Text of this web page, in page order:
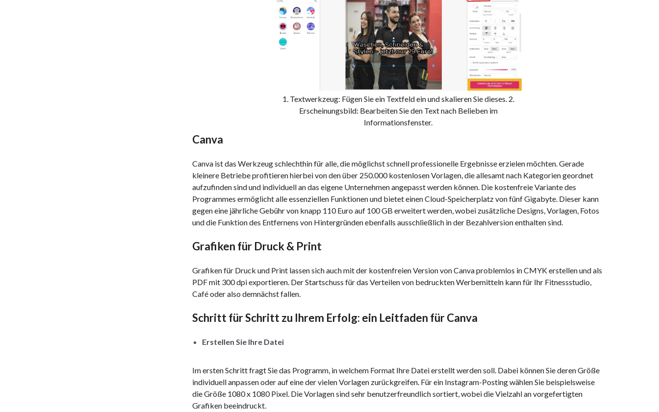
1. Textwerkzeug: Fügen Sie ein Textfeld ein und skalieren Sie dieses. 2.
Erscheinungsbild: Bearbeiten Sie den Text nach Belieben im
Informationsfenster.
Canva
Canva ist das Werkzeug schlechthin für alle, die möglichst schnell professionelle Ergebnisse erzielen möchten. Gerade
kleinere Betriebe profitieren hierbei von den über 250.000 kostenlosen Vorlagen, die allesamt nach Kategorien geordnet
aufzufinden sind und individuell an das eigene Unternehmen angepasst werden können. Die kostenfreie Variante des
Programmes ermöglicht alle essenziellen Funktionen und bietet einen Cloud-Speicherplatz von fünf Gigabyte. Dieser kann
gegen eine jährliche Gebühr von knapp 110 Euro auf 100 GB erweitert werden, wobei zusätzliche Designs, Vorlagen, Fotos
und die Funktion des Entfernens von Hintergründen ebenfalls ausschließlich in der Bezahlversion enthalten sind.
Grafiken für Druck & Print
Grafiken für Druck und Print lassen sich auch mit der kostenfreien Version von Canva problemlos in CMYK erstellen und als
PDF mit 300 dpi exportieren. Der Startschuss für das Verteilen von bedruckten Werbemitteln kann für Ihr Fitnessstudio,
Café oder also demnächst fallen.
Schritt für Schritt zu Ihrem Erfolg: ein Leitfaden für Canva
Erstellen Sie Ihre Datei
Im ersten Schritt fragt Sie das Programm, in welchem Format Ihre Datei erstellt werden soll. Dabei können Sie deren Größe
individuell anpassen oder auf eine der vielen Vorlagen zurückgreifen. Für ein Instagram-Posting wählen Sie beispielsweise
die Größe 1080 x 1080 Pixel. Die Vorlagen sind sehr benutzerfreundlich sortiert, wobei die Vielzahl an vorgefertigten
Grafiken beeindruckt.